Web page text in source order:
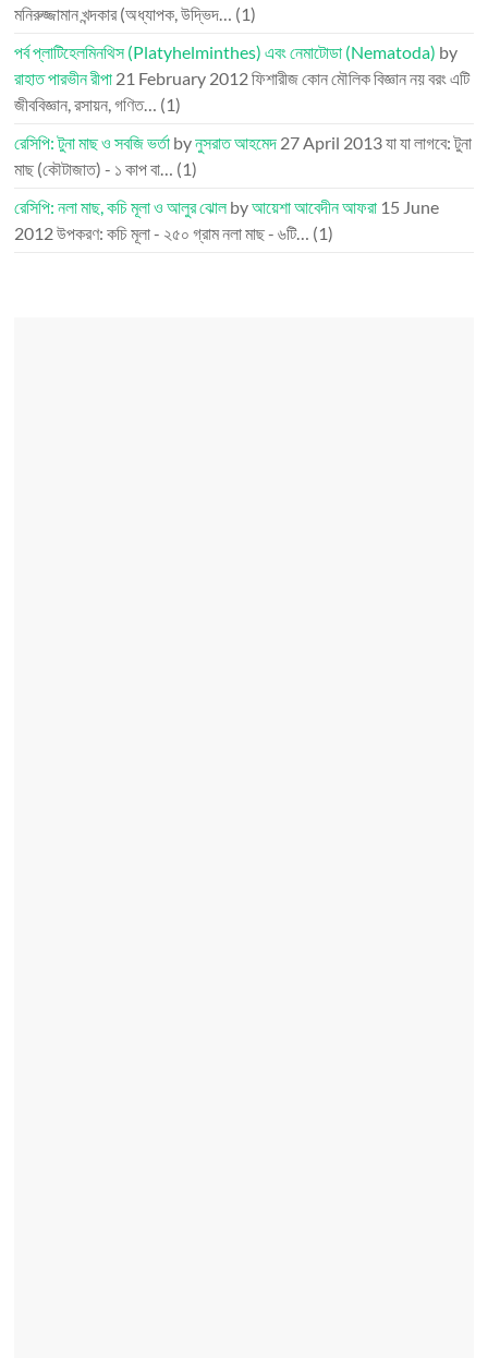
মনিরুজ্জামান খন্দকার (অধ্যাপক, উদ্ভিদ… (1)
পর্ব প্লাটিহেলমিনথিস (Platyhelminthes) এবং নেমাটোডা (Nematoda) by
রাহাত পারভীন রীপা 21 February 2012ফিশারীজ কোন মৌলিক বিজ্ঞান নয় বরং এটি
জীববিজ্ঞান, রসায়ন, গণিত… (1)
রেসিপি: টুনা মাছ ও সবজি ভর্তা byনুসরাত আহমেদ 27 April 2013যা যা লাগবে: টুনা
মাছ (কৌটাজাত) - ১ কাপ বা… (1)
রেসিপি: নলা মাছ, কচি মূলা ও আলুর ঝোলbyআয়েশা আবেদীন আফরা 15 June
2012উপকরণ: কচি মূলা - ২৫০ গ্রাম নলা মাছ - ৬টি… (1)